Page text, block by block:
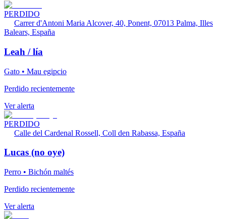
PERDIDO
Carrer d'Antoni Maria Alcover, 40, Ponent, 07013 Palma, Illes
Balears, España
Leah / lía
Gato • Mau egipcio
Perdido recientemente
Ver alerta
PERDIDO
Calle del Cardenal Rossell, Coll den Rabassa, España
Lucas (no oye)
Perro • Bichón maltés
Perdido recientemente
Ver alerta